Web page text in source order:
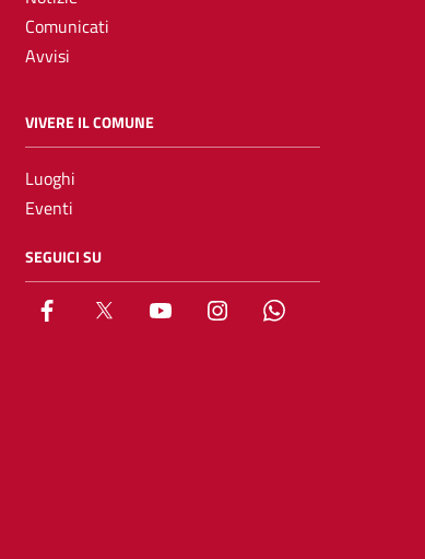
Comunicati
Avvisi
VIVERE IL COMUNE
Luoghi
Eventi
SEGUICI SU
Facebook YouTube Instagram